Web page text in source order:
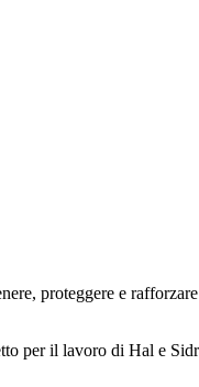
proteggere e
per il lavoro di Hal e